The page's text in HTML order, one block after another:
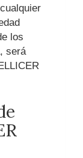
los
será